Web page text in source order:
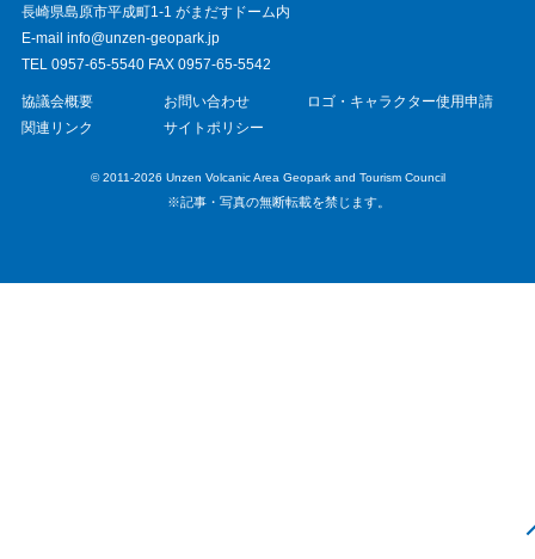
協議会概要 お問い合わせ
ロゴ・キャラクター使用申請
関連リンク
サイトポリシー
© 2011-2026 Unzen Volcanic Area Geopark and Tourism Council
※記事・写真の無断転載を禁じます。
長崎県島原市平成町1-1 がまだすドーム内
E-mail info@unzen-geopark.jp
TEL 0957-65-5540 FAX 0957-65-5542